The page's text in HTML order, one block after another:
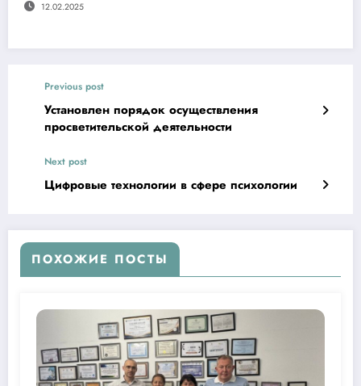
12.02.2025
Previous post
Установлен порядок осуществления
просветительской деятельности
Next post
Цифровые технологии в сфере психологии
ПОХОЖИЕ ПОСТЫ